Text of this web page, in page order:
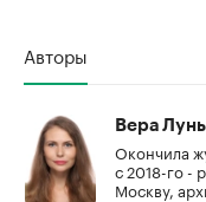
Авторы
Вера
Окончила
с 2018-го -
Москву,